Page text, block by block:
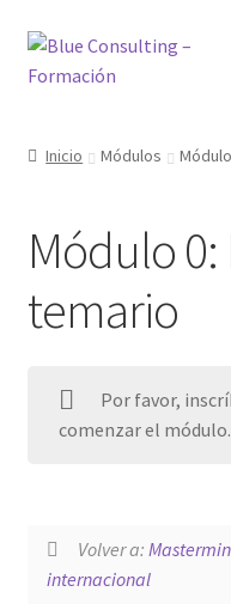
Ir
a
Ir
al
Blog
Cursos
Mi cuenta
Inicio Módulos
Módulo
temario
Por favor,
comenzar el módulo.
Volver a:
internacional